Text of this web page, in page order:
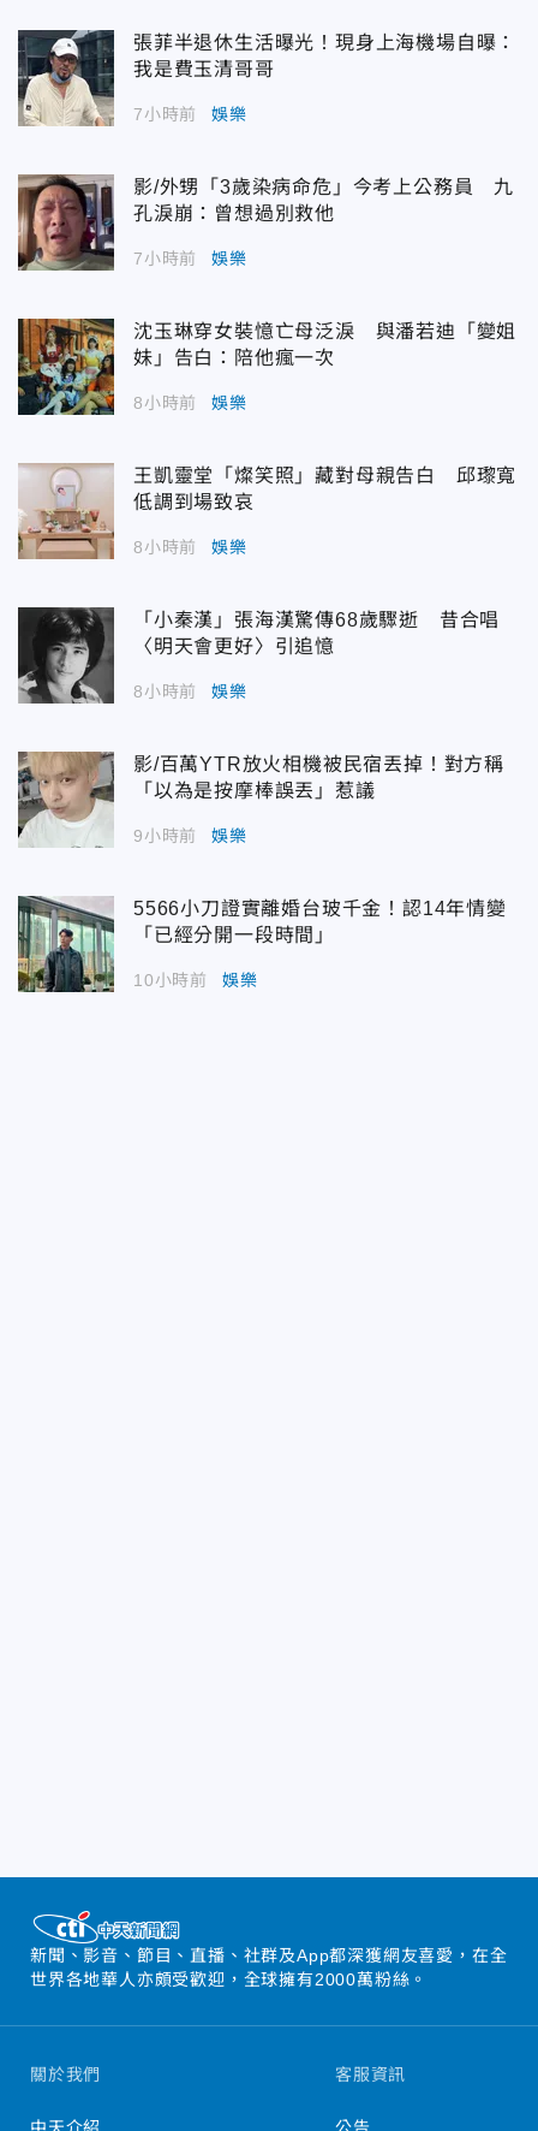
張菲半退休生活曝光！現身上海機場自曝：
我是費玉清哥哥
7小時前 娛樂
影/外甥「3歲染病命危」今考上公務員 九
孔淚崩：曾想過別救他
7小時前 娛樂
沈玉琳穿女裝憶亡母泛淚 與潘若迪「變姐
妹」告白：陪他瘋一次
8小時前 娛樂
王凱靈堂「燦笑照」藏對母親告白 邱瓈寬
低調到場致哀
8小時前 娛樂
「小秦漢」張海漢驚傳68歲驟逝 昔合唱
〈明天會更好〉引追憶
8小時前 娛樂
影/百萬YTR放火相機被民宿丟掉！對方稱
「以為是按摩棒誤丟」惹議
9小時前 娛樂
5566小刀證實離婚台玻千金！認14年情變
「已經分開一段時間」
10小時前 娛樂
新聞、影音、節目、直播、社群及App都深獲網友喜愛，在全
世界各地華人亦頗受歡迎，全球擁有2000萬粉絲。
關於我們
中天介紹
客服資訊
公告